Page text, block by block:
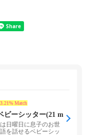
Match
ビーシッター(21 m
日曜日に息子のお世
を話せるベビーシッ